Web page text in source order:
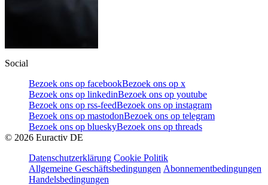
Social
Bezoek ons op facebookBezoek ons op x
Bezoek ons op linkedinBezoek ons op youtube
Bezoek ons op rss-feedBezoek ons op instagram
Bezoek ons op mastodonBezoek ons op telegram
Bezoek ons op blueskyBezoek ons op threads
© 2026 Euractiv DE
Datenschutzerklärung Cookie Politik
Allgemeine Geschäftsbedingungen Abonnementbedingungen
Handelsbedingungen